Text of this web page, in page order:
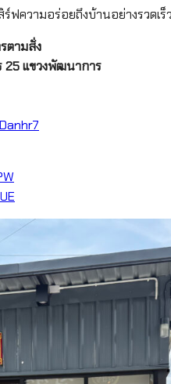
ร์ฟความอร่อยถึงบ้านอย่างรวดเร็ว
ตามสั่ง
25 แขวงพัฒนาการ